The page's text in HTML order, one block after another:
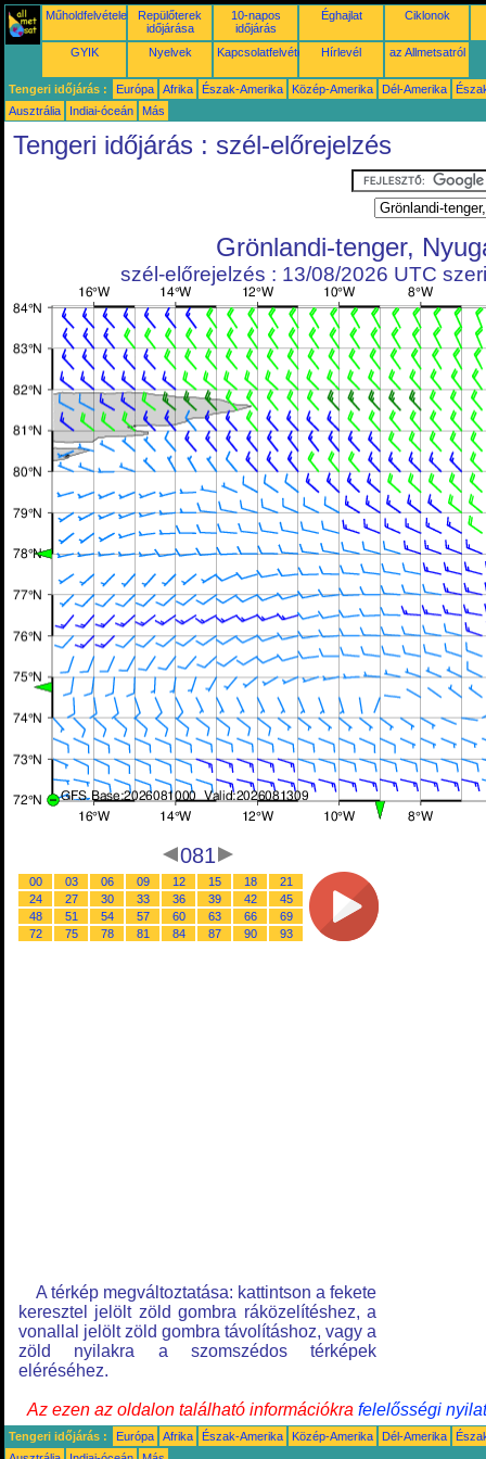
Műholdfelvételek
Repülőterek
időjárása
10-napos
időjárás
Éghajlat Ciklonok
GYIK Nyelvek Kapcsolatfelvétel Hírlevél az Allmetsatról
Tengeri időjárás : Európa Afrika Észak-Amerika Közép-Amerika Dél-Amerika
Ausztrália
Indiai-óceán Más
Tengeri időjárás : szél-előrejelzés
Grönlandi-tenger,
szél-előrejelzés : 13/08/2026 UTC
081
00 03 06 09 12 15 18
21
24
27 30 33 36 39 42
45
48
51 54 57 60 63 66
69
72
75 78 81 84 87 90 93
A térkép megváltoztatása: kattintson a fekete
keresztel jelölt zöld gombra ráközelítéshez, a
vonallal jelölt zöld gombra távolításhoz, vagy a
zöld nyilakra a szomszédos térképek
eléréséhez.
Az ezen az oldalon található információkra felelősségi
Tengeri időjárás : Európa Afrika Észak-Amerika Közép-Amerika Dél-Amerika